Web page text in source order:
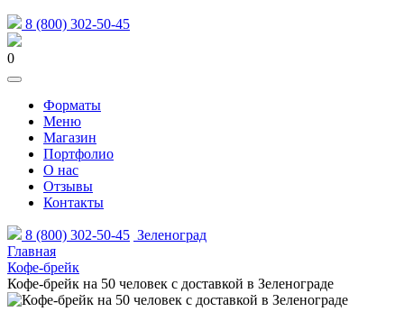
8 (800) 302-50-45
0
Форматы
Меню
Магазин
Портфолио
О нас
Отзывы
Контакты
8 (800) 302-50-45 Зеленоград
Главная
Кофе-брейк
Кофе-брейк на 50 человек с доставкой в Зеленограде